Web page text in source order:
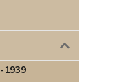
1939